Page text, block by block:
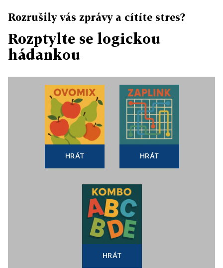
Rozrušily vás zprávy a cítíte stres?
Rozptylte se logickou
hádankou
HRÁT HRÁT
HRÁT